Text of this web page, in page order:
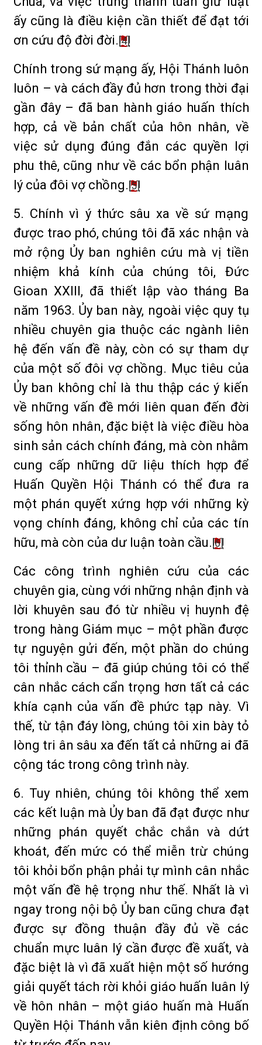
ấy cũng là điều kiện cần thiết để đạt tới
ơn cứu độ đời đời.[4]
Chính trong sứ mạng ấy, Hội Thánh luôn
luôn – và cách đầy đủ hơn trong thời đại
gần đây – đã ban hành giáo huấn thích
hợp, cả về bản chất của hôn nhân, về
việc sử dụng đúng đắn các quyền lợi
phu thê, cũng như về các bổn phận luân
lý của đôi vợ chồng.[5]
5. Chính vì ý thức sâu xa về sứ mạng
được trao phó, chúng tôi đã xác nhận và
mở rộng Ủy ban nghiên cứu mà vị tiền
nhiệm khả kính của chúng tôi, Đức
Gioan XXIII, đã thiết lập vào tháng Ba
năm 1963. Ủy ban này, ngoài việc quy tụ
nhiều chuyên gia thuộc các ngành liên
hệ đến vấn đề này, còn có sự tham dự
của một số đôi vợ chồng. Mục tiêu của
Ủy ban không chỉ là thu thập các ý kiến
về những vấn đề mới liên quan đến đời
sống hôn nhân, đặc biệt là việc điều hòa
sinh sản cách chính đáng, mà còn nhằm
cung cấp những dữ liệu thích hợp để
Huấn Quyền Hội Thánh có thể đưa ra
một phán quyết xứng hợp với những kỳ
vọng chính đáng, không chỉ của các tín
hữu, mà còn của dư luận toàn cầu.[6]
Các công trình nghiên cứu của các
chuyên gia, cùng với những nhận định và
lời khuyên sau đó từ nhiều vị huynh đệ
trong hàng Giám mục – một phần được
tự nguyện gửi đến, một phần do chúng
tôi thỉnh cầu – đã giúp chúng tôi có thể
cân nhắc cách cẩn trọng hơn tất cả các
khía cạnh của vấn đề phức tạp này. Vì
thế, từ tận đáy lòng, chúng tôi xin bày tỏ
lòng tri ân sâu xa đến tất cả những ai đã
cộng tác trong công trình này.
6. Tuy nhiên, chúng tôi không thể xem
các kết luận mà Ủy ban đã đạt được như
những phán quyết chắc chắn và dứt
khoát, đến mức có thể miễn trừ chúng
tôi khỏi bổn phận phải tự mình cân nhắc
một vấn đề hệ trọng như thế. Nhất là vì
ngay trong nội bộ Ủy ban cũng chưa đạt
được sự đồng thuận đầy đủ về các
chuẩn mực luân lý cần được đề xuất, và
đặc biệt là vì đã xuất hiện một số hướng
giải quyết tách rời khỏi giáo huấn luân lý
về hôn nhân – một giáo huấn mà Huấn
Quyền Hội Thánh vẫn kiên định công bố